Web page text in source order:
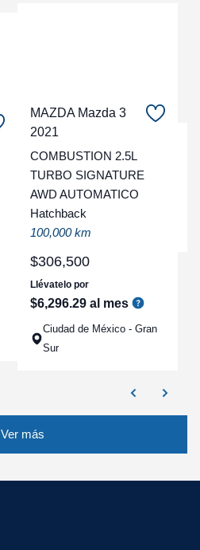
MAZDA Mazda 3
2021
COMBUSTION 2.5L
TURBO SIGNATURE
AWD AUTOMATICO
Hatchback
100,000 km
$306,500
Llévatelo por
$6,296.29 al mes
Ciudad de México - Gran
Sur
Ver más